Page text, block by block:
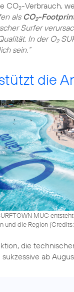
CO2-Verbrauch,
als CO2-
Surfer
In der O2
sein.“
die
MUC
und die Region (
die
ab